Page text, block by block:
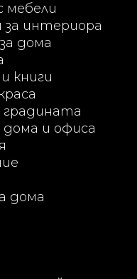
мебели
за интериора
дома
книги
градината
дома и офиса
дома